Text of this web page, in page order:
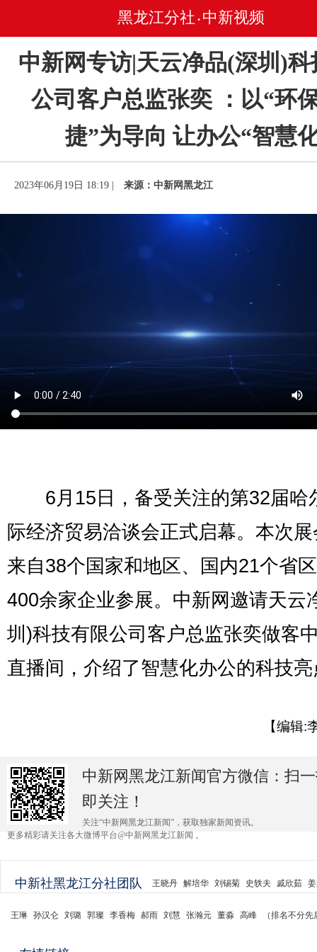
黑龙江分社 • 中新视频
中新网专访|天云净品(深圳)科
公司客户总监张奕 ：以“环
捷”为导向 让办公“智慧
2023年06月19日 18:19 | 来源：中新网黑龙江
6月15日，备受关注的第32届哈
际经济贸易洽谈会正式启幕。本次
来自38个国家和地区、国内21个省
400余家企业参展。中新网邀请天云
圳)科技有限公司客户总监张奕做客
直播间，介绍了智慧化办公的科技
【编辑:
中新网黑龙江新闻官方微信：扫
即关注！
关注“中新网黑龙江新闻”，获取独家新闻资讯。
更多精彩请关注各大微博平台@中新网黑龙江新闻 。
中新社黑龙江分社团队 王晓丹 解培华 刘锡菊 史轶夫 戚欣茹
王琳 孙汉仑 刘璐 郭璨 李香梅 郝雨 刘慧 张瀚元 董淼 高峰 （排名不分先